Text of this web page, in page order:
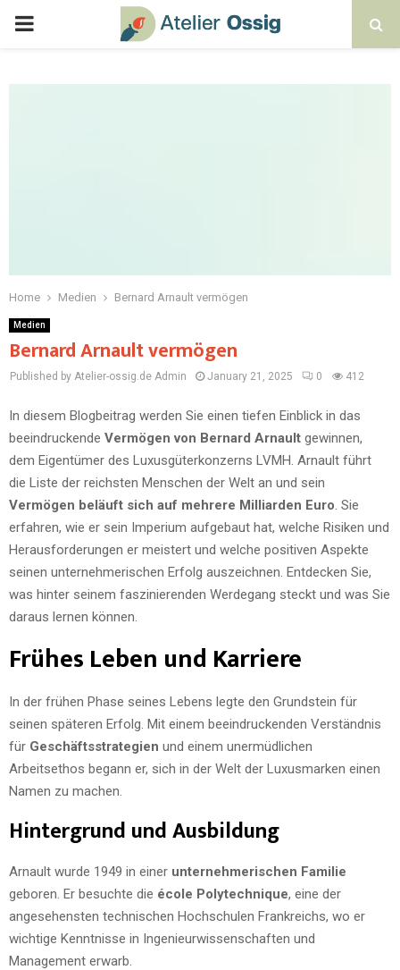
Home Medien Bernard Arnault vermögen
Medien
Bernard Arnault vermögen
Published by Atelier-ossig.de Admin January 21, 2025 0 412
In diesem Blogbeitrag werden Sie einen tiefen Einblick in das
beeindruckende Vermögen von Bernard Arnault gewinnen,
dem Eigentümer des Luxusgüterkonzerns LVMH. Arnault führt
die Liste der reichsten Menschen der Welt an und sein
Vermögen beläuft sich auf mehrere Milliarden Euro . Sie
erfahren, wie er sein Imperium aufgebaut hat, welche Risiken und
Herausforderungen er meistert und welche positiven Aspekte
seinen unternehmerischen Erfolg auszeichnen. Entdecken Sie,
was hinter seinem faszinierenden Werdegang steckt und was Sie
daraus lernen können.
Frühes Leben und Karriere
In der frühen Phase seines Lebens legte den Grundstein für
seinen späteren Erfolg. Mit einem beeindruckenden Verständnis
für Geschäftsstrategien und einem unermüdlichen
Arbeitsethos begann er, sich in der Welt der Luxusmarken einen
Namen zu machen.
Hintergrund und Ausbildung
Arnault wurde 1949 in einer unternehmerischen Familie
geboren. Er besuchte die école Polytechnique, eine der
angesehensten technischen Hochschulen Frankreichs, wo er
wichtige Kenntnisse in Ingenieurwissenschaften und
Management erwarb.